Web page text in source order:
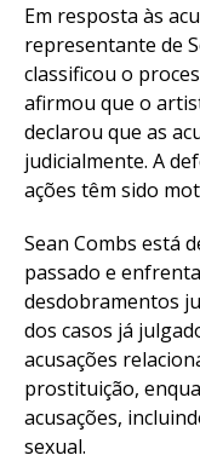
Em resposta às
representante de
classificou o
afirmou que o
declarou que as
judicialmente. A
ações têm sido
Sean Combs está
passado e
desdobramentos
dos casos já
acusações
prostituição,
acusações,
sexual.